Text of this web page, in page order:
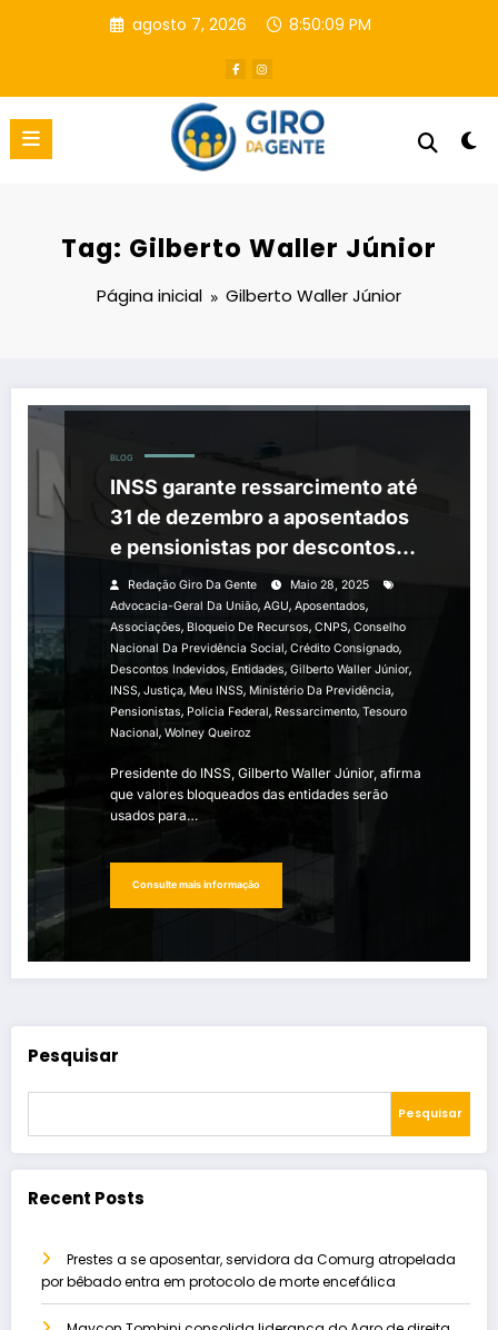
agosto 7, 2026 8:50:10 PM
Tag: Gilberto Waller Júnior
Página inicial Gilberto Waller Júnior
BLOG
INSS garante ressarcimento até
31 de dezembro a aposentados
e pensionistas por descontos
indevidos
Redação Giro Da Gente
Maio 28, 2025
Advocacia-Geral Da União, AGU, Aposentados,
Associações, Bloqueio De Recursos, CNPS, Conselho
Nacional Da Previdência Social, Crédito Consignado,
Descontos Indevidos, Entidades, Gilberto Waller Júnior,
INSS, Justiça, Meu INSS, Ministério Da Previdência,
Pensionistas, Polícia Federal, Ressarcimento, Tesouro
Nacional, Wolney Queiroz
Presidente do INSS, Gilberto Waller Júnior, afirma
que valores bloqueados das entidades serão
usados para…
Consulte mais informação
Pesquisar
Pesquisar
Recent Posts
Prestes a se aposentar, servidora da Comurg atropelada
por bêbado entra em protocolo de morte encefálica